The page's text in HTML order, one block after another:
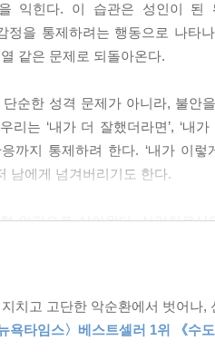
선을 세우려 할 때 상대가 분노
안 내가 상대의 요구를 무조건
지 두려워하거나 자신을 드러내
이지 않을 때, 우리는 불편함을
일은 단순한 억제를 넘어 주도권
다. 우리는 이런 태도를 유능함으
익힌다. 이 습관은 성인이 된
정을 통제하려는 행동으로 나타
같은 문제로 되돌아온다.
순한 성격 문제가 아니라, 불안
리는 ‘내가 더 잘했더라면’, ‘내
까지 통제하려 한다. ‘내가 이
남에게 넘겨버리기도 한다.
인간으로 살아왔다. 심리치료
내려놓는 일은 그동안 애써온
지 않아도 나를 믿게 된다”
치고 고단한 악순환에서 벗어나
욕타임스〉베스트셀러 1위 《수